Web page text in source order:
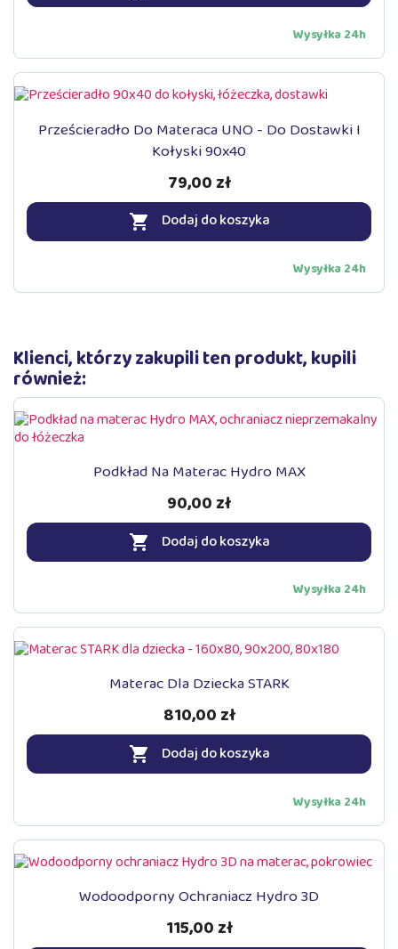
Wysyłka 24h
Prześcieradło Do Materaca UNO - Do Dostawki I
Kołyski 90x40
79,00 zł
 Dodaj do koszyka
Wysyłka 24h
Klienci, którzy zakupili ten produkt, kupili
również:
Podkład Na Materac Hydro MAX
90,00 zł
 Dodaj do koszyka
Wysyłka 24h
Materac Dla Dziecka STARK
810,00 zł
 Dodaj do koszyka
Wysyłka 24h
Wodoodporny Ochraniacz Hydro 3D
115,00 zł